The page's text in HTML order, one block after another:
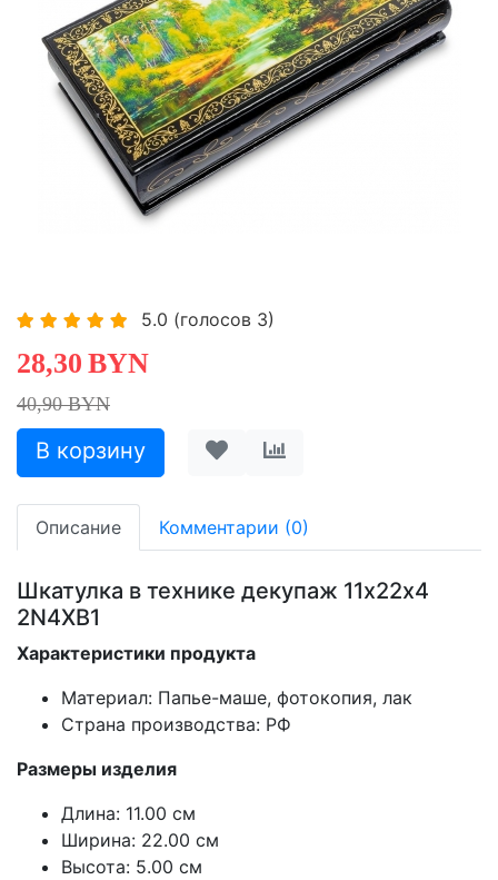
5.0 (голосов 3)
28,30 BYN
40,90 BYN
Описание Комментарии (0)
Шкатулка в технике декупаж 11х22х4
2N4XB1
Характеристики продукта
Материал: Папье-маше, фотокопия, лак
Страна производства: РФ
Размеры изделия
Длина: 11.00 см
Ширина: 22.00 см
Высота: 5.00 см